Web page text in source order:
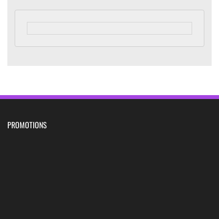
PROMOTIONS